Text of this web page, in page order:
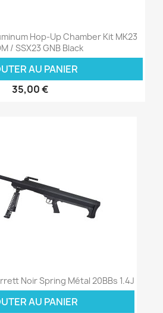
Hop-Up Chamber Kit MK23
/ SSX23 GNB Black
AU PANIER
35,00 €
Noir Spring Métal 20BBs 1.4J
AU PANIER